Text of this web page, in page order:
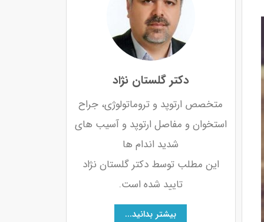
دکتر گلستان نژاد
متخصص ارتوپد و تروماتولوژی، جراح
استخوان و مفاصل ارتوپد و آسیب های
شدید اندام ها
این مطلب توسط دکتر گلستان نژاد
تایید شده است.
بیشتر بدانید...